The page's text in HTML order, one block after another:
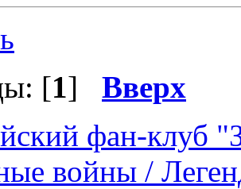
[1] Вверх
фан-клуб
войны /